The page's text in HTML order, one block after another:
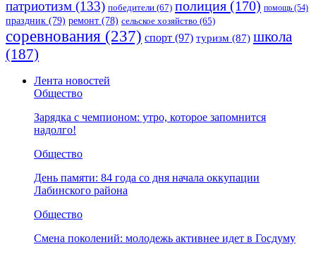
патриотизм (133) победители (67) полиция (170) помощь (54)
праздник (79) ремонт (78) сельское хозяйство (65)
соревнования (237) спорт (97) туризм (87) школа
(187)
Лента новостей
Общество
Зарядка с чемпионом: утро, которое запомнится
надолго!
Общество
День памяти: 84 года со дня начала оккупации
Лабинского района
Общество
Смена поколений: молодежь активнее идет в Госдуму